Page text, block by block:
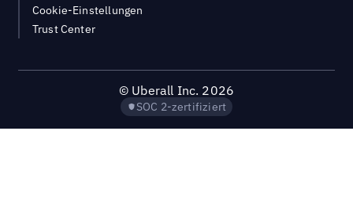
Cookie-Einstellungen
Trust Center
© Uberall Inc. 2026
SOC 2-zertifiziert